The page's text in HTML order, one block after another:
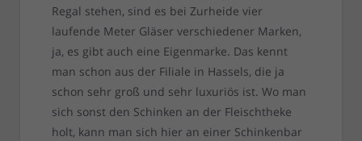
Regal stehen, sind es bei Zurheide vier
laufende Meter Gläser verschiedener Marken,
ja, es gibt auch eine Eigenmarke. Das kennt
man schon aus der Filiale in Hassels, die ja
schon sehr groß und sehr luxuriös ist. Wo man
sich sonst den Schinken an der Fleischtheke
holt, kann man sich hier an einer Schinkenbar